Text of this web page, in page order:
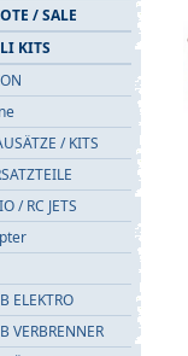
/ SALE
KITS
/ KITS
/ RC JETS
ELEKTRO
VERBRENNER